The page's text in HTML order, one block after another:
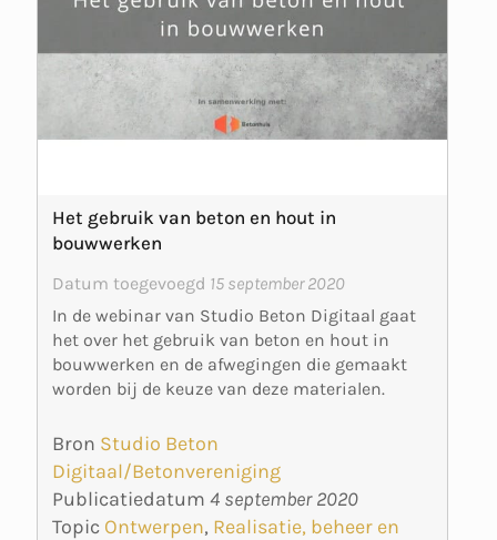
Het gebruik van beton en hout in
bouwwerken
Datum toegevoegd 15 september 2020
In de webinar van Studio Beton Digitaal gaat
het over het gebruik van beton en hout in
bouwwerken en de afwegingen die gemaakt
worden bij de keuze van deze materialen.
Bron Studio Beton
Digitaal/Betonvereniging
Publicatiedatum 4 september 2020
Topic Ontwerpen, Realisatie, beheer en